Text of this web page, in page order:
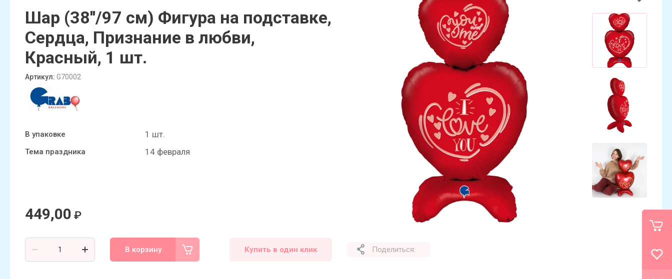
Шар (38''/97 см) Фигура на подставке,
Сердца, Признание в любви,
Красный, 1 шт.
Артикул: G70002
В упаковке 1 шт.
Тема праздника 14 февраля
449,00 ₽
В корзину Купить в один клик Поделиться: